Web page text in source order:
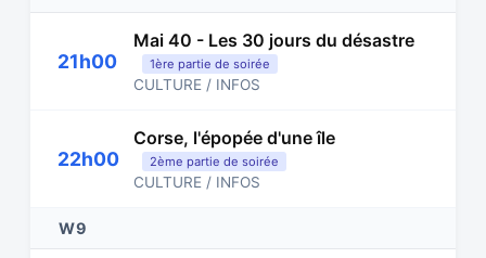
21h00
Mai 40 - Les 30 jours du désastre
1ère partie de soirée
CULTURE / INFOS
22h00
Corse, l'épopée d'une île
2ème partie de soirée
CULTURE / INFOS
W9